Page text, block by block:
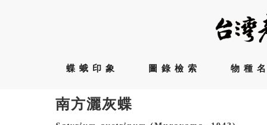
蝶蛾印象 圖錄檢索 物種
南方灑灰蝶